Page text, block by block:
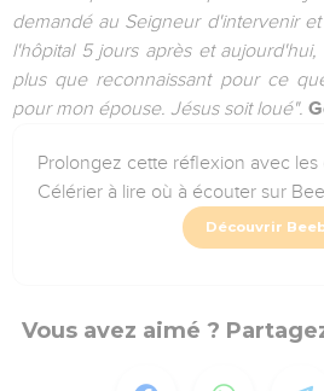
demandé au Seigneur d'intervenir
l'hôpital 5 jours après et
plus que reconnaissant pour ce
pour mon épouse. Jésus soit loué".
Prolongez cette réflexion avec les
Célérier à lire où à écouter sur
Découvrir
Vous avez aimé ?